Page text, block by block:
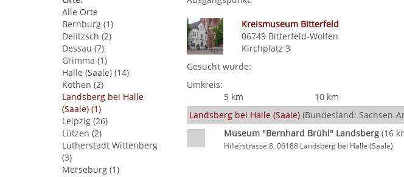
Alle Orte
Bernburg (1)
Delitzsch (2)
Dessau (7)
Grimma (1)
Halle (Saale) (14)
Köthen (2)
Landsberg bei Halle
(Saale) (1)
Leipzig (26)
Lützen (2)
Lutherstadt Wittenberg
(3)
Merseburg (1)
Kreismuseum Bitterfeld
06749 Bitterfeld-Wolfen
Kirchplatz 3
Gesucht wurde:
Umkreis:
5 km
10 km
Landsberg bei Halle (Saale) (Bundesland: Sachsen-
Museum "Bernhard Brühl" Landsberg (16
Hillerstrasse 8, 06188 Landsberg bei Halle (Saale)